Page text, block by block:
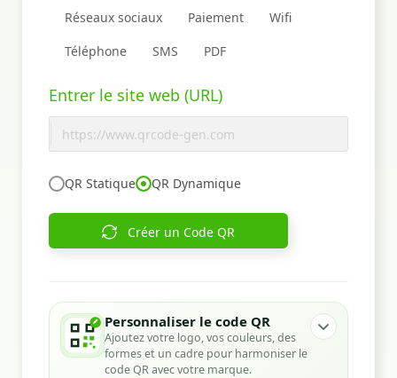
Réseaux sociaux
Paiement
Wifi
Téléphone
SMS PDF
Entrer le site web (URL)
QR Statique QR Dynamique
Créer un Code QR
Personnaliser le code QR
Ajoutez votre logo, vos couleurs, des
formes et un cadre pour harmoniser le
code QR avec votre marque.